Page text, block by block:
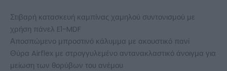
Στιβαρή κατασκευή καμπίνας χαμηλού συντονισμού με
χρήση πάνελ E1-MDF
Αποσπώμενο μπροστινό κάλυμμα με ακουστικό πανί
Θύρα Airflex με στρογγυλεμένο αντανακλαστικό άνοιγμα για
μείωση των θορύβων του ανέμου